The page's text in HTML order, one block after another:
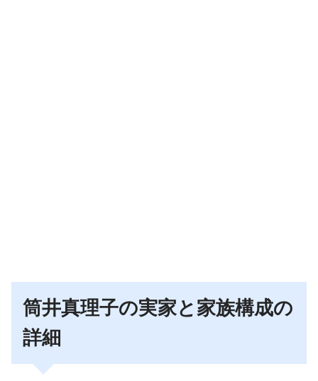
筒井真理子の実家と家族構成の
詳細